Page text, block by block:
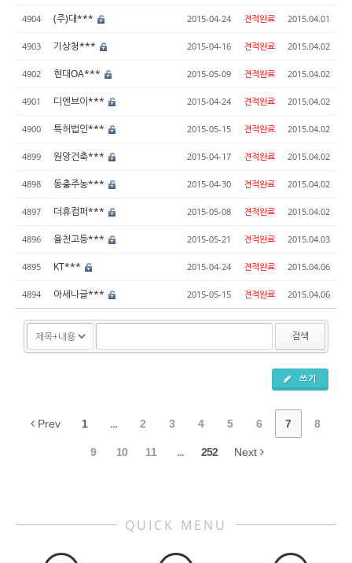
4904 (주)대*** 2015-04-24 견적완료 2015.04.01
4903 기상청*** 2015-04-16 견적완료 2015.04.02
4902 현대OA*** 2015-05-09 견적완료 2015.04.02
4901 디엔브이*** 2015-04-24 견적완료 2015.04.02
4900 특허법인*** 2015-05-15 견적완료 2015.04.02
4899 원앙건축*** 2015-04-17 견적완료 2015.04.02
4898 동충주농*** 2015-04-30 견적완료 2015.04.02
4897 더휴컴퍼*** 2015-05-08 견적완료 2015.04.02
4896 율천고등*** 2015-05-21 견적완료 2015.04.03
4895 KT*** 2015-04-24 견적완료 2015.04.06
4894 아세나글*** 2015-05-15 견적완료 2015.04.06
검색
쓰기
Prev 1 ... 2 3 4 5 6 7 8
9 10 11 ... 252 Next
QUICK MENU